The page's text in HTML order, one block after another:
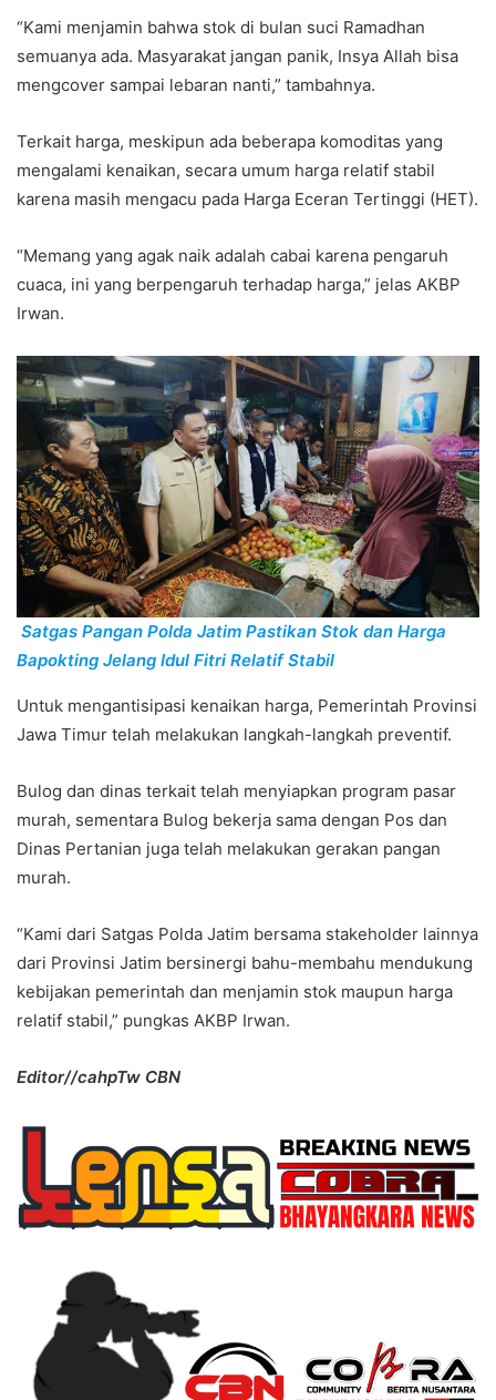
“Kami menjamin bahwa stok di bulan suci Ramadhan
semuanya ada. Masyarakat jangan panik, Insya Allah bisa
mengcover sampai lebaran nanti,” tambahnya.
Terkait harga, meskipun ada beberapa komoditas yang
mengalami kenaikan, secara umum harga relatif stabil
karena masih mengacu pada Harga Eceran Tertinggi (HET).
“Memang yang agak naik adalah cabai karena pengaruh
cuaca, ini yang berpengaruh terhadap harga,” jelas AKBP
Irwan.
Satgas Pangan Polda Jatim Pastikan Stok dan Harga
Bapokting Jelang Idul Fitri Relatif Stabil
Untuk mengantisipasi kenaikan harga, Pemerintah Provinsi
Jawa Timur telah melakukan langkah-langkah preventif.
Bulog dan dinas terkait telah menyiapkan program pasar
murah, sementara Bulog bekerja sama dengan Pos dan
Dinas Pertanian juga telah melakukan gerakan pangan
murah.
“Kami dari Satgas Polda Jatim bersama stakeholder lainnya
dari Provinsi Jatim bersinergi bahu-membahu mendukung
kebijakan pemerintah dan menjamin stok maupun harga
relatif stabil,” pungkas AKBP Irwan.
Editor//cahpTw CBN